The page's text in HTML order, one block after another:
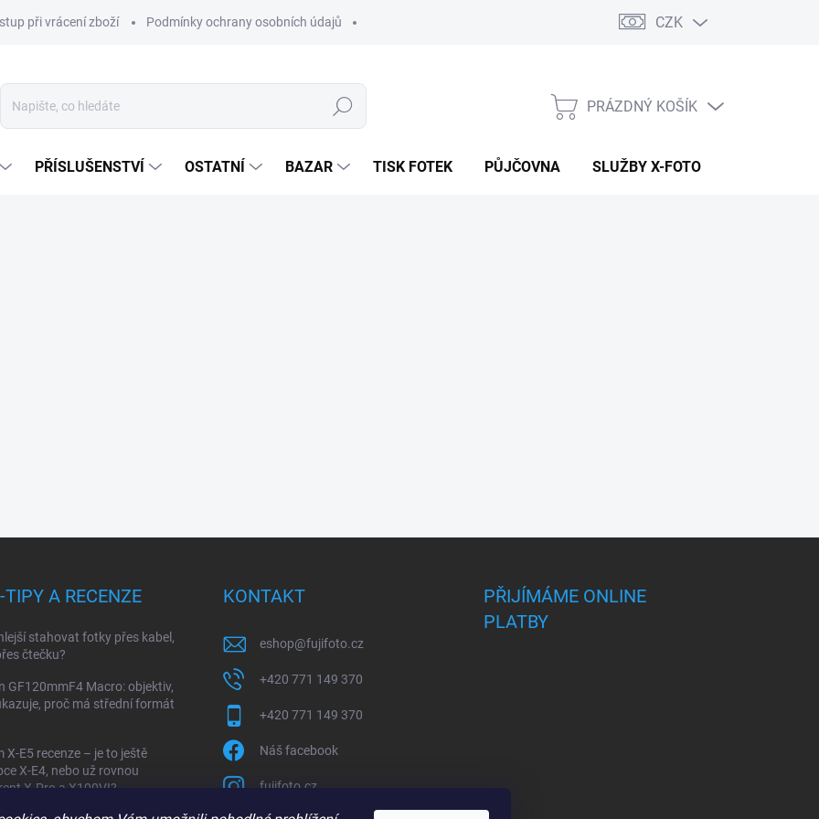
při vrácení zboží Podmínky ochrany osobních údajů CZK
Hledat
NÁKUPNÍ
PRÁZDNÝ KOŠÍK
PŘÍSLUŠENSTVÍ OSTATNÍ BAZAR TISK FOTEK PŮJČOVNA SLUŽBY X-FOTO
TIPY A RECENZE
stahovat fotky přes kabel,
čtečku?
GF120mmF4 Macro: objektiv,
proč má střední formát
X-E5 recenze – je to ještě
X-E4, nebo už rovnou
X-Pro a X100VI?
KONTAKT
eshop@fujifoto.cz
+420 771 149 370
+420 771 149 370
Náš facebook
fujifoto.cz
PŘIJÍMÁME ONLINE
PLATBY